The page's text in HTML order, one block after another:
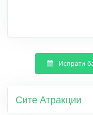
Испрати
Сите Атракции